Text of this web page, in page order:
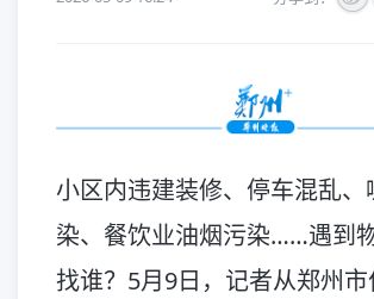
小区内违建装修、停车混乱、
染、餐饮业油烟污染……遇到
找谁？5月9日，记者从郑州